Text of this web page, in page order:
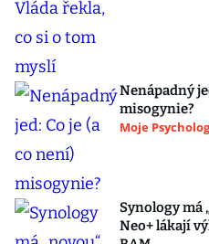
Nenápadný
misogynie?
Moje
Synology má
Neo+ lákají